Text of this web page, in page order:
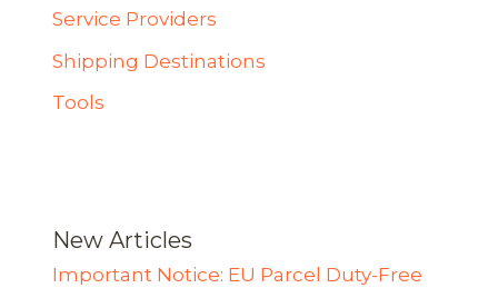
Service Providers
Shipping Destinations
Tools
New Articles
Important Notice: EU Parcel Duty-Free